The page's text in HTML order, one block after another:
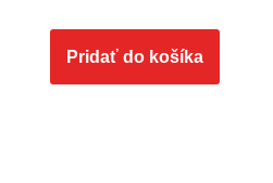
Pridať do košíka